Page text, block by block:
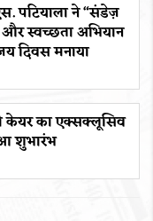
पटियाला ने “संडेज़
स्वच्छता अभियान
दिवस मनाया
केयर का एक्सक्लूसिव
शुभारंभ